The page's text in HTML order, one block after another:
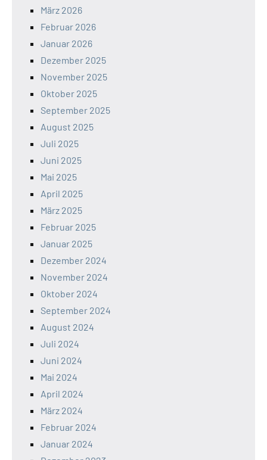
März 2026
Februar 2026
Januar 2026
Dezember 2025
November 2025
Oktober 2025
September 2025
August 2025
Juli 2025
Juni 2025
Mai 2025
April 2025
März 2025
Februar 2025
Januar 2025
Dezember 2024
November 2024
Oktober 2024
September 2024
August 2024
Juli 2024
Juni 2024
Mai 2024
April 2024
März 2024
Februar 2024
Januar 2024